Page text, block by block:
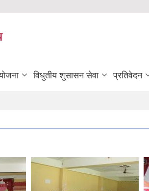
विधुतीय शुसासन सेवा प्रतिवेदन